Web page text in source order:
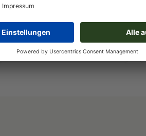
Querformat
Ideal für Panorama-Bilder und
wirkungsvolle Texte